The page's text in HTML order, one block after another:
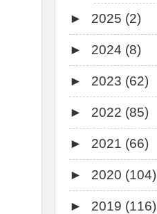
► 2025 (2)
12月 (1)
6月 (1)
► 2024 (8)
8月 (1)
7月 (1)
5月 (2)
4月 (3)
3月 (1)
► 2023 (62)
9月 (1)
8月 (1)
7月 (8)
6月 (5)
► 2022 (85)
12月 (3)
10月 (1)
9月 (4)
► 2021 (66)
12月 (4)
11月 (8)
► 2020 (104)
12月 (7)
► 2019 (116)